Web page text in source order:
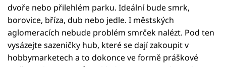
dvoře nebo přilehlém parku. Ideální bude smrk,
borovice, bříza, dub nebo jedle. I městských
aglomeracích nebude problém smrček nalézt. Pod ten
vysázejte sazeničky hub, které se dají zakoupit v
hobbymarketech a to dokonce ve formě práškové